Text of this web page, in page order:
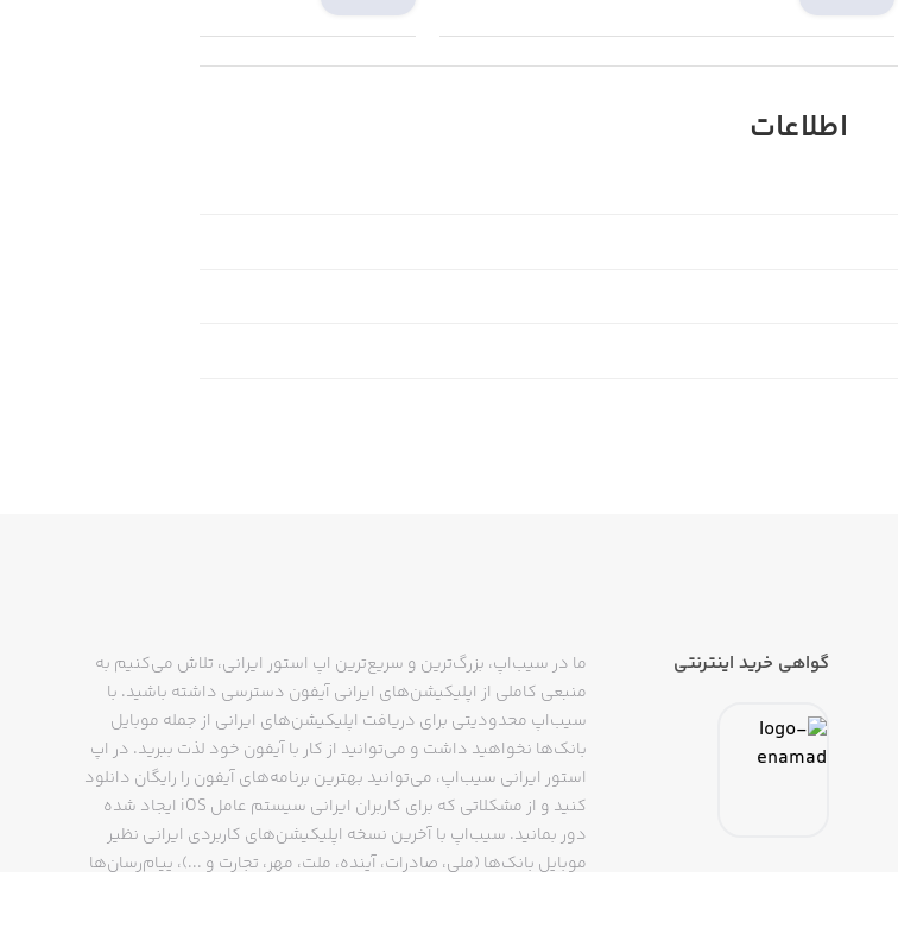
اطلاعات
گواهی خرید اینترنتی
ما در سیب‌اپ، بزرگ‌ترین و سریع‌ترین اپ استور ایرانی، تلاش می‌کنیم به
منبعی کاملی از اپلیکیشن‌های ایرانی آیفون دسترسی داشته باشید. با
سیب‌اپ محدودیتی برای دریافت اپلیکیشن‌های ایرانی از جمله موبایل
بانک‌ها نخواهید داشت و می‌توانید از کار با آیفون خود لذت ببرید. در اپ
استور ایرانی سیب‌اپ، می‌توانید بهترین برنامه‌های آیفون را رایگان دانلود
کنید و از مشکلاتی که برای کاربران ایرانی سیستم عامل iOS ایجاد شده
دور بمانید. سیب‌اپ با آخرین نسخه اپلیکیشن‌های کاربردی ایرانی نظیر
موبایل بانک‌ها (ملی، صادرات، آینده، ملت، مهر، تجارت و ...)، پیام‌رسان‌ها